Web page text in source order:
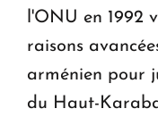
l'ONU en 1992
raisons
arménien pour
du Haut-